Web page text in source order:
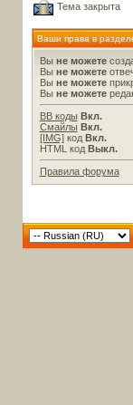
Тема закрыта
Ваши права в
Вы не можете
Вы не можете
Вы не можете
Вы не можете
BB коды Вкл.
Смайлы Вкл.
[IMG]код Вкл.
HTML код Выкл.
Правила форума